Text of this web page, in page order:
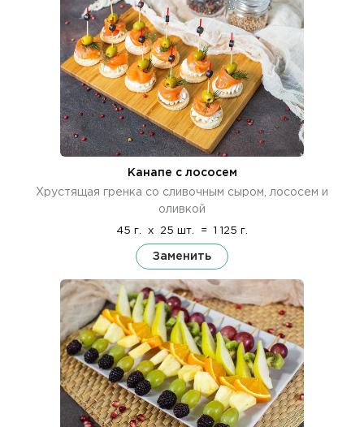
Канапе с лососем
Хрустящая гренка со сливочным сыром, лососем и
оливкой
45 г. x 25 шт. = 1 125 г.
Заменить